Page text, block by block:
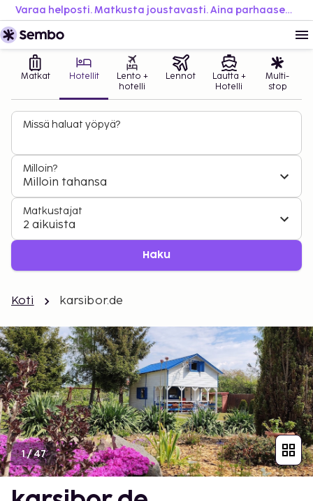
Varaa helposti. Matkusta joustavasti. Aina parhaaseen hintaan.
Matkat Hotellit
Lento +
hotelli
Lennot
Lautta +
Hotelli
Multi-
stop
Missä haluat yöpyä?
Milloin?
Milloin tahansa
Matkustajat
2 aikuista
Haku
Koti karsibor.de
1/47